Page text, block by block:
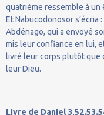
quatrième ressemble à un
Et Nabucodonosor s’écria
Abdénago, qui a envoyé
mis leur confiance en lui,
livré leur corps plutôt que
leur Dieu.
Livre de Daniel